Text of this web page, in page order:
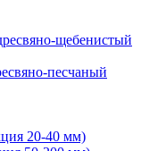
щебенистый
песчаный
20-40 мм)